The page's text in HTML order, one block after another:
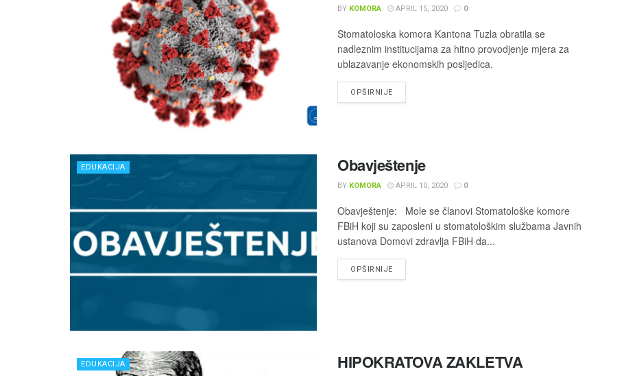
BY KOMORA APRIL 15, 2020 0
Stomatoloska komora Kantona Tuzla obratila se
nadleznim institucijama za hitno provodjenje mjera za
ublazavanje ekonomskih posljedica.
OPŠIRNIJE
EDUKACIJA Obavještenje
BY KOMORA APRIL 10, 2020 0
Obavještenje: Mole se članovi Stomatološke komore
FBiH koji su zaposleni u stomatološkim službama Javnih
ustanova Domovi zdravlja FBiH da...
OPŠIRNIJE
EDUKACIJA HIPOKRATOVA ZAKLETVA